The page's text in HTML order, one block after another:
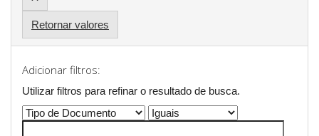
Retornar valores
Adicionar filtros:
Utilizar filtros para refinar o resultado de busca.